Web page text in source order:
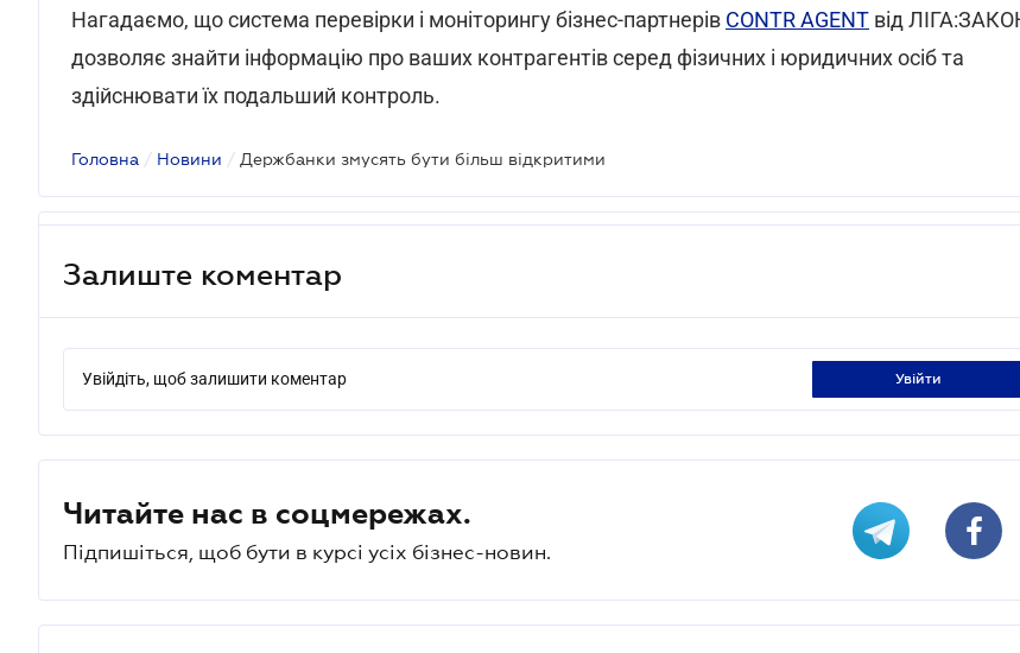
Нагадаємо, що система перевірки і моніторингу бізнес-партнерів CONTR AGENT від
дозволяє знайти інформацію про ваших контрагентів серед фізичних і юридичних осіб та
здійснювати їх подальший контроль.
Головна / Новини / Держбанки змусять бути більш відкритими
Залиште коментар
Увійдіть, щоб залишити коментар увійти
Читайте нас в соцмережах.
Підпишіться, щоб бути в курсі усіх бізнес-новин.